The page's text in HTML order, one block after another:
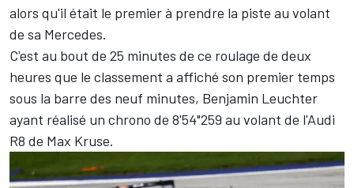
alors qu'il était le premier à prendre la piste au volant
de sa Mercedes.
C'est au bout de 25 minutes de ce roulage de deux
heures que le classement a affiché son premier temps
sous la barre des neuf minutes, Benjamin Leuchter
ayant réalisé un chrono de 8'54"259 au volant de l'Audi
R8 de Max Kruse.